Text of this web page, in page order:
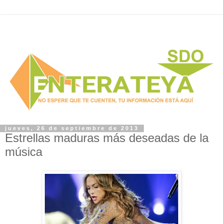
jueves, 26 de septiembre de 2013
Estrellas maduras más deseadas de la
música